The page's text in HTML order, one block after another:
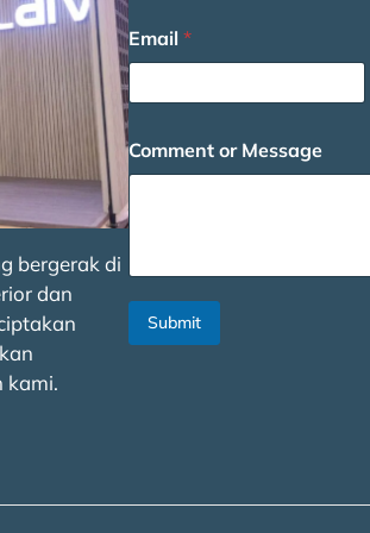
bergerak di
dan
kami.
e
C
m
e
n
Email *
Comment or Message
Submit